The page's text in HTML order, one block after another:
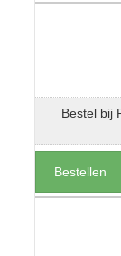
Bestel bij
Bestellen